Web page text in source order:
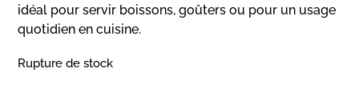
idéal pour servir boissons, goûters ou pour un usage
quotidien en cuisine.
Rupture de stock